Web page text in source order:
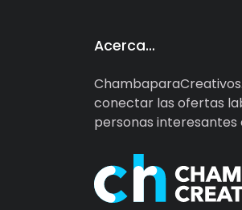
Acerca…
conectar las ofertas
personas interesantes